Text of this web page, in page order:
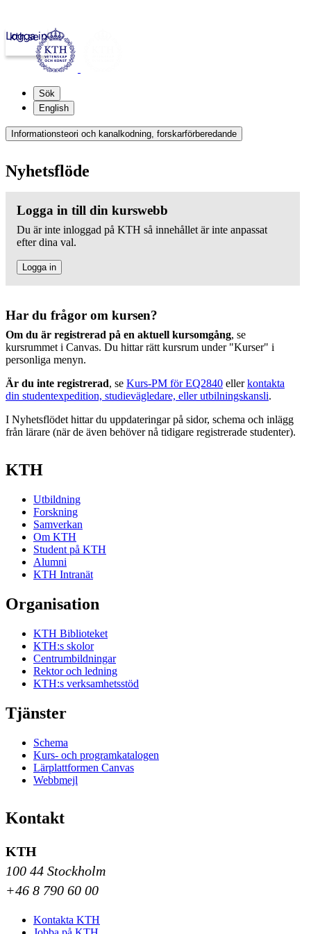
kth.se
Logga in
Sök
English
Informationsteori och kanalkodning, forskarförberedande
Nyhetsflöde
Logga in till din kurswebb
Du är inte inloggad på KTH så innehållet är inte anpassat
efter dina val.
Logga in
Har du frågor om kursen?
Om du är registrerad på en aktuell kursomgång, se
kursrummet i Canvas. Du hittar rätt kursrum under "Kurser" i
personliga menyn.
Är du inte registrerad, se Kurs-PM för EQ2840 ellerkontakta
din studentexpedition, studievägledare, eller utbilningskansli.
I Nyhetsflödet hittar du uppdateringar på sidor, schema och inlägg
från lärare (när de även behöver nå tidigare registrerade studenter).
KTH
Utbildning
Forskning
Samverkan
Om KTH
Student på KTH
Alumni
KTH Intranät
Organisation
KTH Biblioteket
KTH:s skolor
Centrumbildningar
Rektor och ledning
KTH:s verksamhetsstöd
Tjänster
Schema
Kurs- och programkatalogen
Lärplattformen Canvas
Webbmejl
Kontakt
KTH
100 44 Stockholm
+46 8 790 60 00
Kontakta KTH